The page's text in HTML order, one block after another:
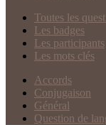
Toutes les
Les badges
Les participants
Les mots clés
Accords
Conjugaison
Général
Question de